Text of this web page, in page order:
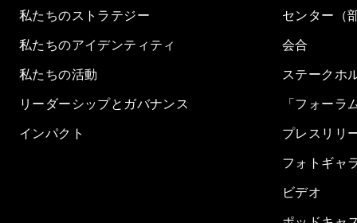
私たちのストラテジー
私たちのアイデンティティ
私たちの活動
リーダーシップとガバナンス
インパクト
センター（
会合
ステークホ
「フォーラ
プレスリリ
フォトギャ
ビデオ